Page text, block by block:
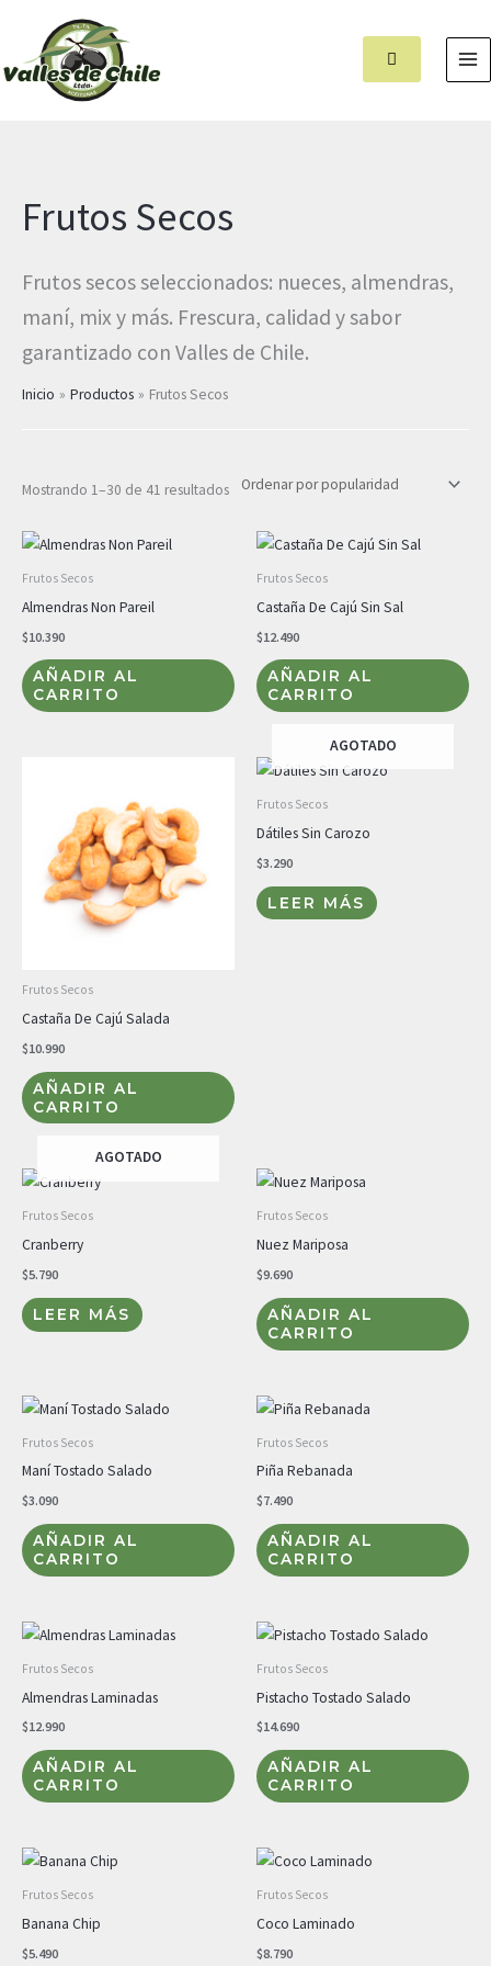
contenido
Frutos Secos
Frutos secos seleccionados: nueces, almendras,
maní, mix y más. Frescura, calidad y sabor
garantizado con Valles de Chile.
Inicio Productos Frutos Secos
Mostrando 1–30 de 41 resultados
popularidad
Frutos Secos
Almendras Non Pareil
$10.390
AÑADIR AL
CARRITO
Frutos Secos
Castaña De Cajú Sin Sal
$12.490
AÑADIR AL
CARRITO
Frutos Secos
Castaña De Cajú Salada
$10.990
AÑADIR AL
CARRITO
AGOTADO
Frutos Secos
Dátiles Sin Carozo
$3.290
LEER MÁS
AGOTADO
Frutos Secos
Cranberry
$5.790
LEER MÁS
Frutos Secos
Nuez Mariposa
$9.690
AÑADIR AL
CARRITO
Frutos Secos
Maní Tostado Salado
$3.090
AÑADIR AL
CARRITO
Frutos Secos
Piña Rebanada
$7.490
AÑADIR AL
CARRITO
Frutos Secos
Almendras Laminadas
$12.990
AÑADIR AL
CARRITO
Frutos Secos
Pistacho Tostado Salado
$14.690
AÑADIR AL
CARRITO
Frutos Secos
Banana Chip
$5.490
Frutos Secos
Coco Laminado
$8.790